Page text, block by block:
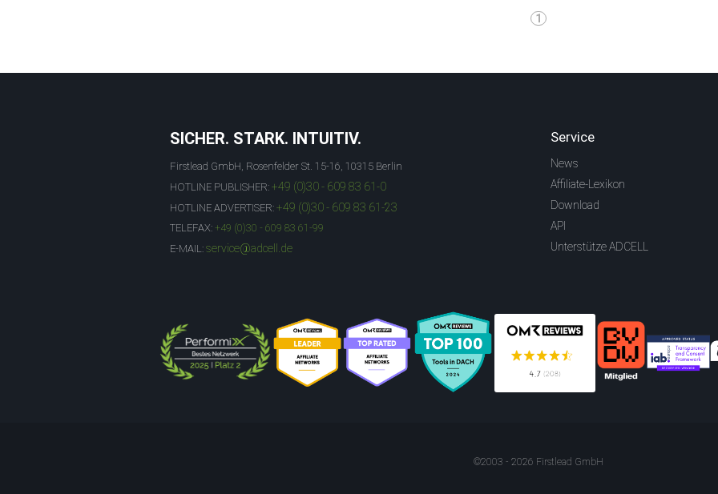
1
SICHER. STARK. INTUITIV.
Firstlead GmbH, Rosenfelder St. 15-16, 10315 Berlin
HOTLINE PUBLISHER: +49 (0)30 - 609 83 61-0
HOTLINE ADVERTISER: +49 (0)30 - 609 83 61-23
TELEFAX: +49 (0)30 - 609 83 61-99
E-MAIL: service@adcell.de
Service
News
Affiliate-Lexikon
Download
API
Unterstütze ADCELL
©2003 - 2026 Firstlead GmbH